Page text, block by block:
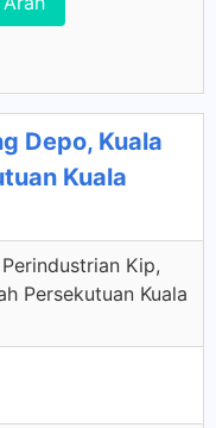
Depo, Kuala
Kuala
Kip,
Persekutuan Kuala